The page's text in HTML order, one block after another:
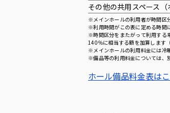
その他の共用スペース（
※メインホールの利用者が時間区
※利用時間がこの表に定める時間
※時間区分をまたがって利用する
140％に相当する額を加算します
※メインホールの利用料金には冷
※備品等の利用料金については、
ホール備品料金表は